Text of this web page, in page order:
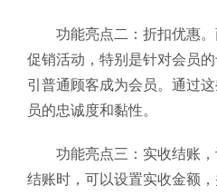
功能亮点二：折扣优惠
促销活动，特别是针对会员
引普通顾客成为会员。通过
员的忠诚度和黏性。
功能亮点三：实收结账
结账时，可以设置实收金额